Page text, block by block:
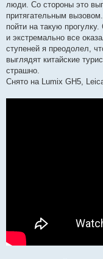
люди. Со стороны это
притягательным
пойти на такую
и экстремально все
ступеней я преодолел,
выглядят китайские
страшно.
Снято на Lumix GH5,